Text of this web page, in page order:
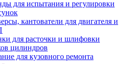
для испытания и регулировки
кантователи для двигателя и
для расточки и шлифовки
цилиндров
для кузовного ремонта